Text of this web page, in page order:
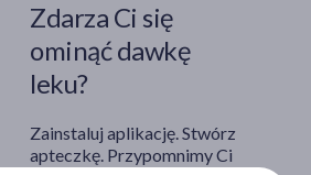
Zdarza Ci się
ominąć dawkę
leku?
Zainstaluj aplikację. Stwórz
apteczkę. Przypomnimy Ci